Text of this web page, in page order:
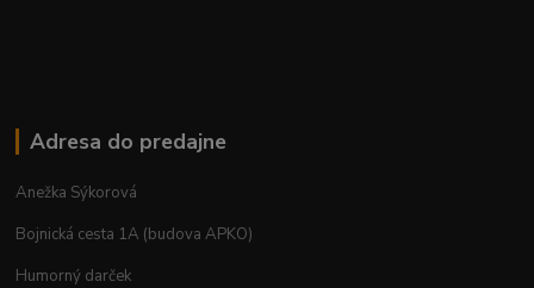
Adresa do predajne
Anežka Sýkorová
Bojnická cesta 1A (budova APKO)
Humorný darček